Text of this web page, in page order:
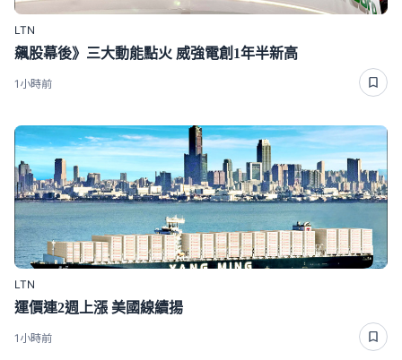
LTN
飆股幕後》三大動能點火 威強電創1年半新高
1小時前
LTN
運價連2週上漲 美國線續揚
1小時前